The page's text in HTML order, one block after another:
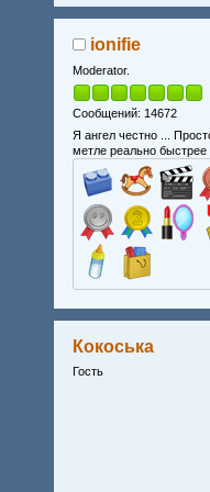
ionifie
Moderator.
Сообщений: 14672
Я ангел честно ...
метле реально быстрее
Кокоська
Гость